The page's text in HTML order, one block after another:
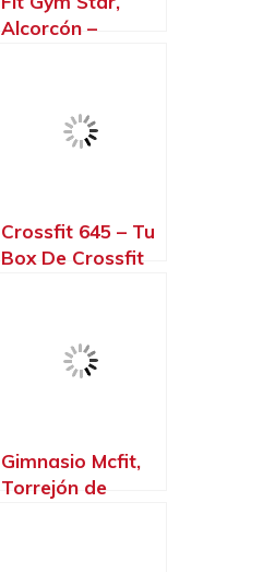
Alcorcón –
Crossfit 645 – Tu
Box De Crossfit
Gimnasio Mcfit,
Torrejón de